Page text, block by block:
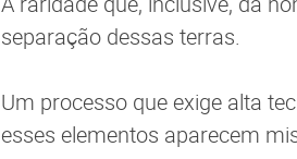
separação dessas terras.
Um processo que exige alta
esses elementos aparecem